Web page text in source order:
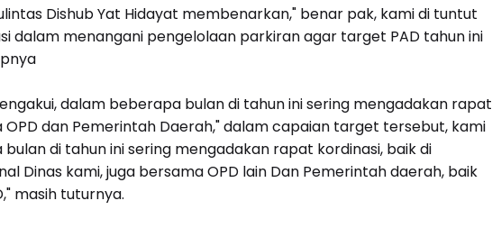
Dishub Yat Hidayat membenarkan," benar pak, kami di tuntut
dalam menangani pengelolaan parkiran agar target PAD tahun ini
dalam beberapa bulan di tahun ini sering mengadakan rapat
OPD dan Pemerintah Daerah," dalam capaian target tersebut, kami
di tahun ini sering mengadakan rapat kordinasi, baik di
Dinas kami, juga bersama OPD lain Dan Pemerintah daerah, baik
masih tuturnya.